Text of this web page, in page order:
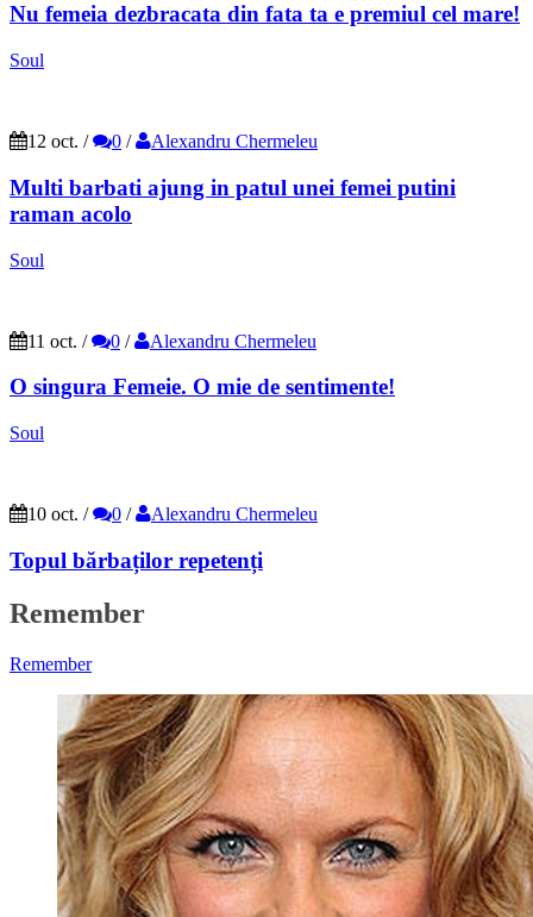
Nu femeia dezbracata din fata ta e premiul cel mare!
Soul
12 oct. / 0 / Alexandru Chermeleu
Multi barbati ajung in patul unei femei putini
raman acolo
Soul
11 oct. / 0 / Alexandru Chermeleu
O singura Femeie. O mie de sentimente!
Soul
10 oct. / 0 / Alexandru Chermeleu
Topul bărbaților repetenți
Remember
Remember